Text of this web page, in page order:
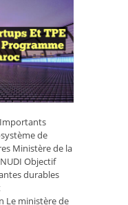
Importants
de
Ministère de la
Objectif
durables
Le ministère de